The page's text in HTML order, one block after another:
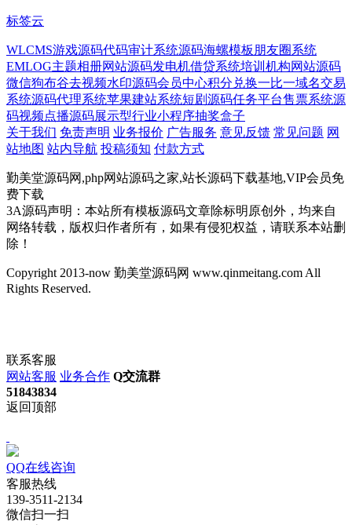
标签云
WLCMS游戏源码代码审计系统源码海螺模板 朋友圈系统
EMLOG主题相册网站源码发电机借贷系统培训机构网站源码
微信狗布谷去视频水印源码会员中心积分兑换一比一域名交易
系统源码代理系统苹果建站系统短剧源码任务平台售票系统源
码视频点播源码展示型行业小程序抽奖盒子
关于我们 免责声明 业务报价 广告服务 意见反馈 常见问题 网
站地图 站内导航 投稿须知 付款方式
勤美堂源码网,php网站源码之家,站长源码下载基地,VIP会员免
费下载
3A源码声明：本站所有模板源码文章除标明原创外，均来自
网络转载，版权归作者所有，如果有侵犯权益，请联系本站删
除！
Copyright 2013-now 勤美堂源码网 www.qinmeitang.com All
Rights Reserved.
联系客服
网站客服 业务合作 Q交流群
51843834
返回顶部
QQ在线咨询
客服热线
139-3511-2134
微信扫一扫